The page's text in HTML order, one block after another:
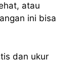
atau
ini bisa
dan ukur